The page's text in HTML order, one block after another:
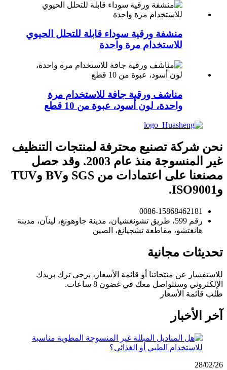
منشفة ورقية سوداء قابلة للتحلل الحيوي
للاستخدام مرة واحدة
مناشف ورقية جافة للاستخدام مرة
واحدة، لون أسود، عبوة من 10 قطع
نحن شركة تصنيع محترفة لمنتجات التنظيف
غير المنسوجة منذ عام 2003. وقد حصل
مصنعنا على اعتمادات من SGS وBV وTUV
وISO9001.
0086-15868462181
رقم 599، طريق تشونغشيان، مدينة جاوهونغ، لينآن، مدينة
هانغتشو، مقاطعة تشجيانغ، الصين
تحديثات مجانية
للاستفسار عن منتجاتنا أو قائمة الأسعار، يرجى ترك بريدك
الإلكتروني وسنتواصل معك في غضون 8 ساعات.
طلب قائمة الأسعار
آخر الأخبار
28/02/26